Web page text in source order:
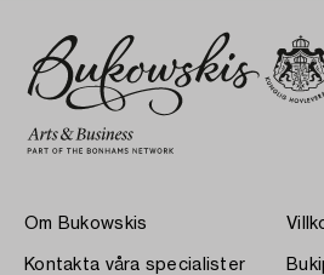
Om Bukowskis
Kontakta våra specialister